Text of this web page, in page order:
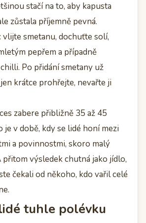
stačí na to, aby kapusta
zůstala příjemně pevná.
vlijte smetanu, dochuťte solí,
pepřem a případně
Po přidání smetany už
krátce prohřejte, nevařte ji
zabere přibližně 35 až 45
je v době, kdy se lidé honí mezi
a povinnostmi, skoro malý
přitom výsledek chutná jako jídlo,
čekali od někoho, kdo vařil celé
tuhle polévku